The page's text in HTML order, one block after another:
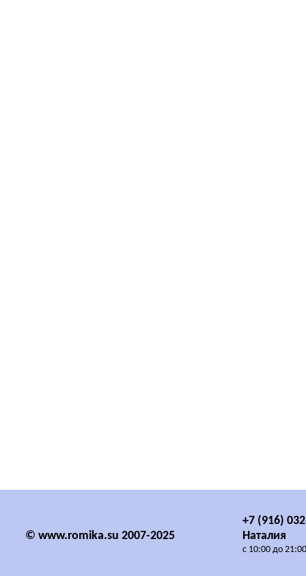
© www.romika.su 2007-2025
+7 (916)
Наталия
с 10:00 до